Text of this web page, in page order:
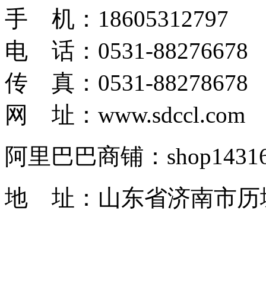
手 机：18605312797
电 话：0531-88276678
传 真：0531-88278678
网 址：www.sdccl.com
阿里巴巴商铺：
地 址：山东省济南市历